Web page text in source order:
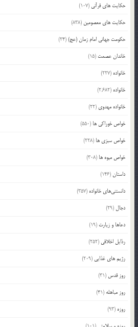
حکایت های قرآنی (107)
حکایت های معصومین (838)
حکومت جهانی امام زمان (عج)(24)
خاندان عصمت (15)
خانواده (227)
خانواده (2,682)
خانواده مهدوی (22)
خواص خوراکی ها (550)
خواص سبزی ها (228)
خواص میوه ها (308)
داستان(146)
دانستنی‌های خانواده (357)
دجال (29)
دعاها و زیارت (19)
رذایل اخلاقی (252)
رژیم های غذایی (209)
روز قدس (31)
روز مباهله (41)
روزه (93)